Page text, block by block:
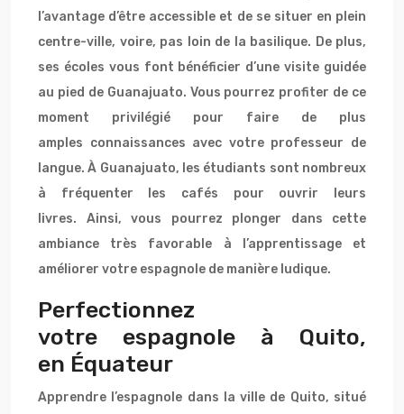
l’avantage d’être accessible et de se situer en plein
centre-ville, voire, pas loin de la basilique. De plus,
ses écoles vous font bénéficier d’une visite guidée
au pied de Guanajuato. Vous pourrez profiter de ce
moment privilégié pour faire de plus
amples connaissances avec votre professeur de
langue. À Guanajuato, les étudiants sont nombreux
à fréquenter les cafés pour ouvrir leurs
livres. Ainsi, vous pourrez plonger dans cette
ambiance très favorable à l’apprentissage et
améliorer votre espagnole de manière ludique.
Perfectionnez
votre espagnole à Quito,
en Équateur
Apprendre l’espagnole dans la ville de Quito, situé